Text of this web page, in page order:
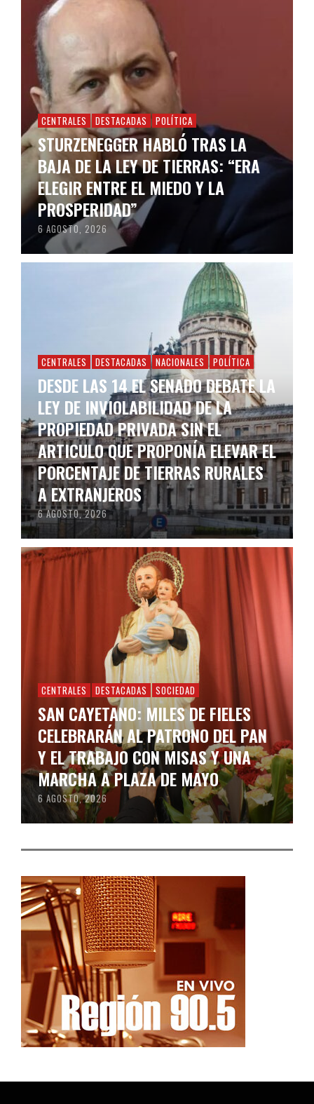
CENTRALES DESTACADAS POLÍTICA
STURZENEGGER HABLÓ TRAS LA
BAJA DE LA LEY DE TIERRAS: “ERA
ELEGIR ENTRE EL MIEDO Y LA
PROSPERIDAD”
6 AGOSTO, 2026
CENTRALES DESTACADAS NACIONALES POLÍTICA
DESDE LAS 14 EL SENADO DEBATE LA
LEY DE INVIOLABILIDAD DE LA
PROPIEDAD PRIVADA SIN EL
ARTICULO QUE PROPONÍA ELEVAR EL
PORCENTAJE DE TIERRAS RURALES
A EXTRANJEROS
6 AGOSTO, 2026
CENTRALES DESTACADAS SOCIEDAD
SAN CAYETANO: MILES DE FIELES
CELEBRARÁN AL PATRONO DEL PAN
Y EL TRABAJO CON MISAS Y UNA
MARCHA A PLAZA DE MAYO
6 AGOSTO, 2026